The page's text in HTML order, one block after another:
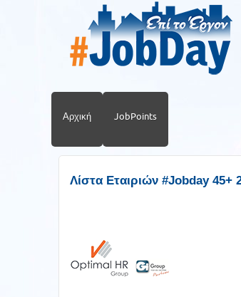
Αρχική JobPoints
Λίστα Εταιριών #Jobday 45+